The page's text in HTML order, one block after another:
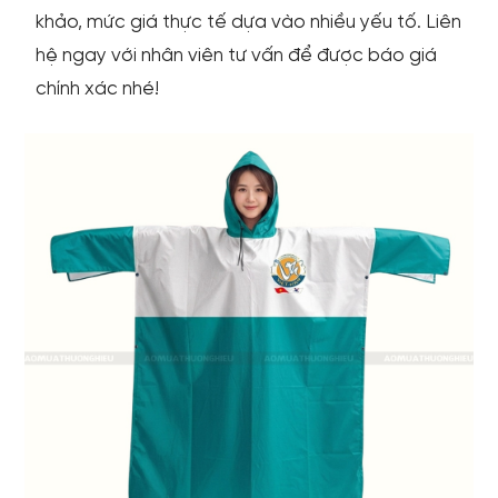
khảo, mức giá thực tế dựa vào nhiều yếu tố. Liên
hệ ngay với nhân viên tư vấn để được báo giá
chính xác nhé!